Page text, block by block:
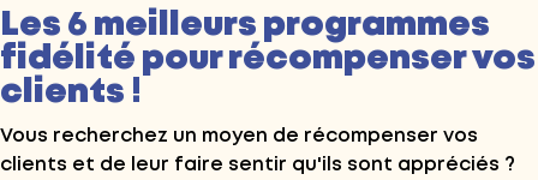
Les 6 meilleurs programmes
fidélité pour récompenser vos
clients !
Vous recherchez un moyen de récompenser vos
clients et de leur faire sentir qu'ils sont appréciés ?